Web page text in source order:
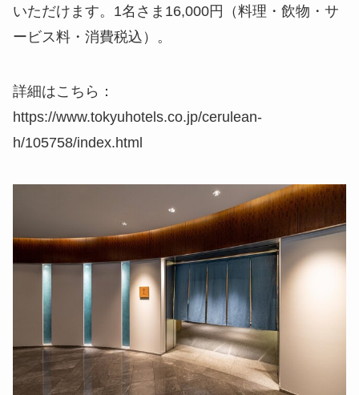
いただけます。1名さま16,000円（料理・飲物・サ
ービス料・消費税込）。
詳細はこちら：
https://www.tokyuhotels.co.jp/cerulean-
h/105758/index.html